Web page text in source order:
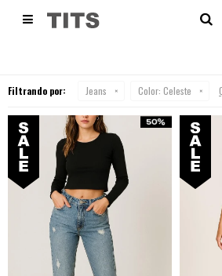
 JEANS EN SALE
Filtrando por: Jeans Color: Celeste